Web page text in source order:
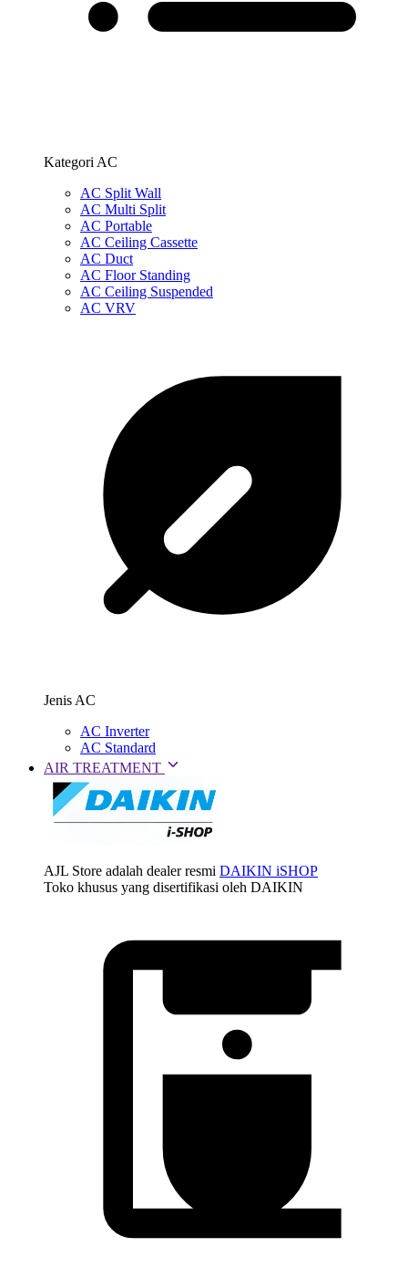
Kategori AC
AC Split Wall
AC Multi Split
AC Portable
AC Ceiling Cassette
AC Duct
AC Floor Standing
AC Ceiling Suspended
AC VRV
Jenis AC
AC Inverter
AC Standard
AIR TREATMENT
AJL Store adalah dealer resmi DAIKIN iSHOP
Toko khusus yang disertifikasi oleh DAIKIN